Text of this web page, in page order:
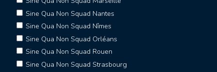
Sine Qua Non Squad Nantes
Sine Qua Non Squad Nîmes
Sine Qua Non Squad Orléans
Sine Qua Non Squad Rouen
Sine Qua Non Squad Strasbourg